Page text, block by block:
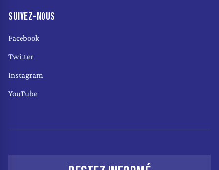
SUIVEZ-NOUS
Facebook
Twitter
Instagram
YouTube